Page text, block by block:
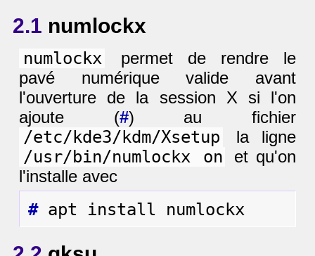
2.1 numlockx
numlockx
permet de rendre le
pavé numérique valide avant
l'ouverture de la session X si l'on
ajoute (#) au fichier
/etc/kde3/kdm/Xsetup la ligne
/usr/bin/numlockx on
et qu'on
l'installe avec
#